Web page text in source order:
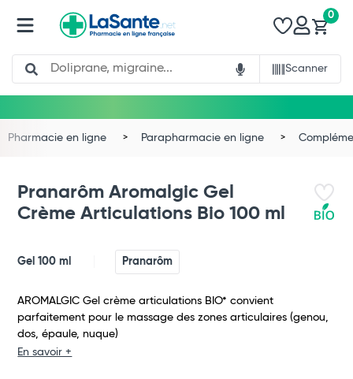
Search
Scanner
0
Pharmacie en ligne Parapharmacie en ligne
Pranarôm Aromalgic Gel
Crème Articulations Bio 100 ml
Gel 100 ml Pranarôm
AROMALGIC Gel crème articulations BIO* convient
parfaitement pour le massage des zones articulaires (genou,
dos, épaule, nuque)
En savoir +